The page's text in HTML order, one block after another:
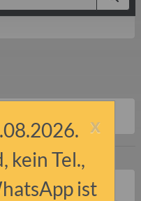
AUSVERKAUFT
x
kein Tel.,
ist